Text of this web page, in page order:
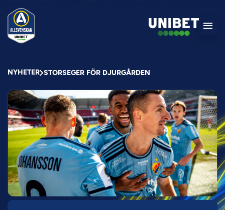
NYHETER STORSEGER FÖR DJURGÅRDEN